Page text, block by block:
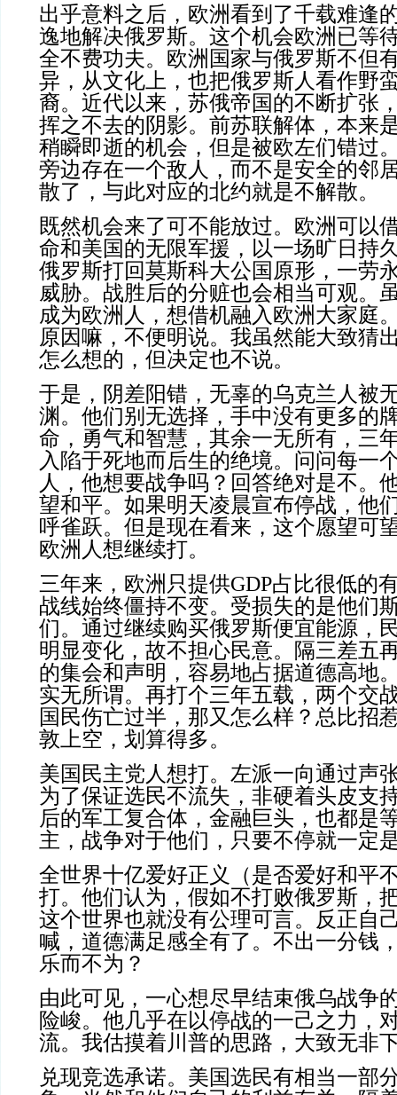
出乎意料之后，欧洲看到了千载难逢
逸地解决俄罗斯。这个机会欧洲已等
全不费功夫。欧洲国家与俄罗斯不但
异，从文化上，也把俄罗斯人看作野
裔。近代以来，苏俄帝国的不断扩张
挥之不去的阴影。前苏联解体，本来
稍瞬即逝的机会，但是被欧左们错过
旁边存在一个敌人，而不是安全的邻
散了，与此对应的北约就是不解散。
既然机会来了可不能放过。欧洲可以
命和美国的无限军援，以一场旷日持
俄罗斯打回莫斯科大公国原形，一劳
威胁。战胜后的分赃也会相当可观。
成为欧洲人，想借机融入欧洲大家庭
原因嘛，不便明说。我虽然能大致猜
怎么想的，但决定也不说。
于是，阴差阳错，无辜的乌克兰人被
渊。他们别无选择，手中没有更多的
命，勇气和智慧，其余一无所有，三
入陷于死地而后生的绝境。问问每一
人，他想要战争吗？回答绝对是不。
望和平。如果明天凌晨宣布停战，他
呼雀跃。但是现在看来，这个愿望可
欧洲人想继续打。
三年来，欧洲只提供GDP占比很低的
战线始终僵持不变。受损失的是他们
们。通过继续购买俄罗斯便宜能源，
明显变化，故不担心民意。隔三差五
的集会和声明，容易地占据道德高地
实无所谓。再打个三年五载，两个交
国民伤亡过半，那又怎么样？总比招
敦上空，划算得多。
美国民主党人想打。左派一向通过声
为了保证选民不流失，非硬着头皮支
后的军工复合体，金融巨头，也都是
主，战争对于他们，只要不停就一定
全世界十亿爱好正义（是否爱好和平
打。他们认为，假如不打败俄罗斯，
这个世界也就没有公理可言。反正自
喊，道德满足感全有了。不出一分钱
乐而不为？
由此可见，一心想尽早结束俄乌战争
险峻。他几乎在以停战的一己之力，
流。我估摸着川普的思路，大致无非
兑现竞选承诺。美国选民有相当一部